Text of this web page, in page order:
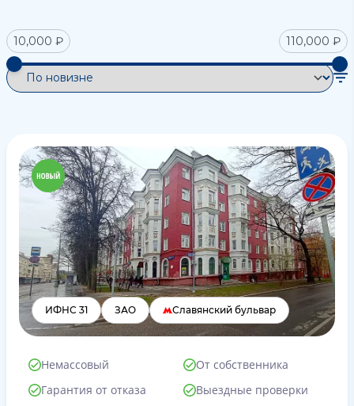
10,000 ₽ 110,000 ₽
ИФНС 31 ЗАО Славянский бульвар
Немассовый
От собственника
Гарантия от отказа
Выездные проверки